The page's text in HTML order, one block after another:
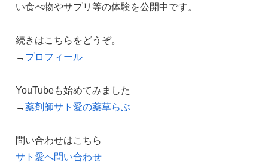
い食べ物やサプリ等の体験を公開中です。
続きはこちらをどうぞ。
→ プロフィール
YouTubeも始めてみました
→薬剤師サト愛の薬草らぶ
問い合わせはこちら
サト愛へ問い合わせ